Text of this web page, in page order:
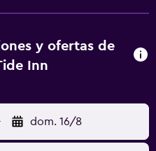
y ofertas de
Inn
dom. 16/8